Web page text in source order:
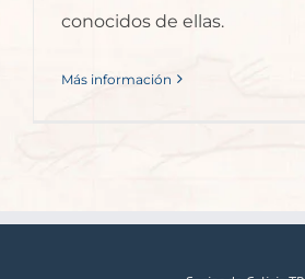
conocidos de ellas.
Más información